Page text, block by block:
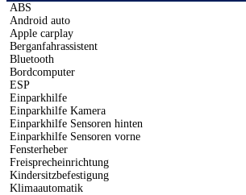
ABS
Android auto
Apple carplay
Berganfahrassistent
Bluetooth
Bordcomputer
ESP
Einparkhilfe
Einparkhilfe Kamera
Einparkhilfe Sensoren hinten
Einparkhilfe Sensoren vorne
Fensterheber
Freisprecheinrichtung
Kindersitzbefestigung
Klimaautomatik